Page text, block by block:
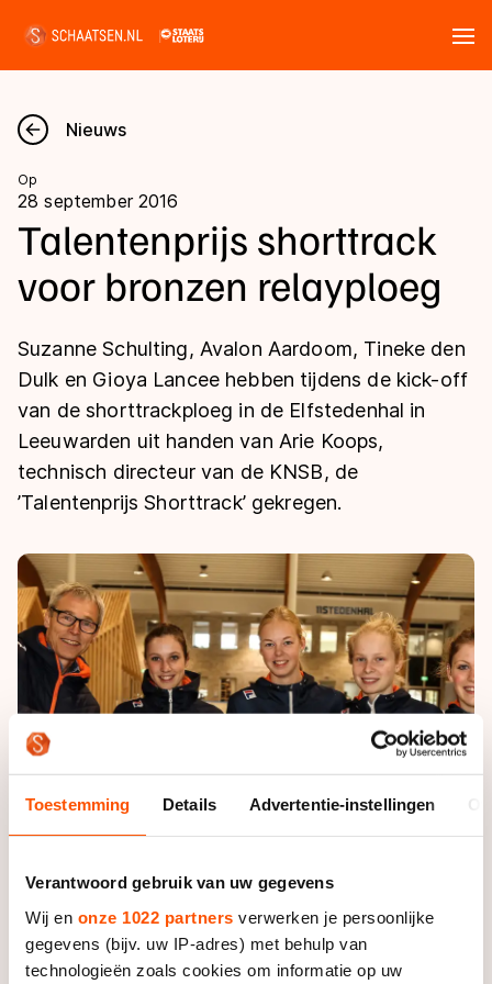
Toestemming Details Advertentie-instellingen
Verantwoord gebruik van uw gegevens
Wij en onze 1022 partners verwerken je persoonlijke
gegevens (bijv. uw IP-adres) met behulp van
technologieën zoals cookies om informatie op uw
Nieuws
Kalender
Disciplines
Langebaan
Shorttrack
Inlineskaten
Kunstschaatsen
Natuurijs
Uitslagen
Langebaan
Shorttrack
Marathon
Kunstschaatsen
Tijden & historie
Ranglijsten Langebaan
Persoonlijke records & tijden
Historie & statistiek
De weg op
Algemene Nederlandse Schaatstijd
Deze zomer de weg op
Waar kan ik schaatsen en skaten?
Schaatsfans
Alles voor jou als schaatsfan
Evenementen
Tickets
Livestreams
Word schaatsfan!
Winacties
Olympische Spelen
Olympische Spelen
Medaille overzicht
Medaillespiegel
Olympische uitslagen
Nieuws
Op
28 september 2016
Talentenprijs shorttrack
voor bronzen relayploeg
Suzanne Schulting, Avalon Aardoom, Tineke den
Dulk en Gioya Lancee hebben tijdens de kick-off
van de shorttrackploeg in de Elfstedenhal in
Leeuwarden uit handen van Arie Koops,
technisch directeur van de KNSB, de
’Talentenprijs Shorttrack’ gekregen.